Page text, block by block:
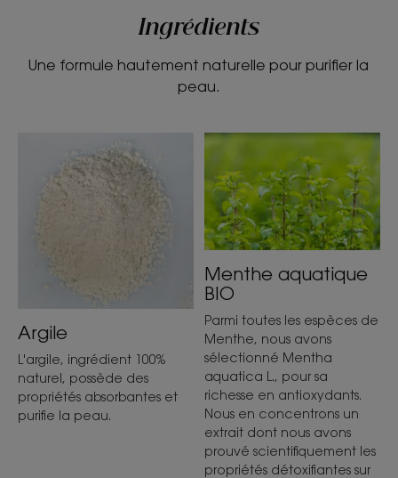
Ingrédients
Une formule hautement naturelle pour purifier la
peau.
Argile
L'argile, ingrédient 100%
naturel, possède des
propriétés absorbantes et
purifie la peau.
Menthe aquatique
BIO
Parmi toutes les espèces de
Menthe, nous avons
sélectionné Mentha
aquatica L., pour sa
richesse en antioxydants.
Nous en concentrons un
extrait dont nous avons
prouvé scientifiquement les
propriétés détoxifiantes sur